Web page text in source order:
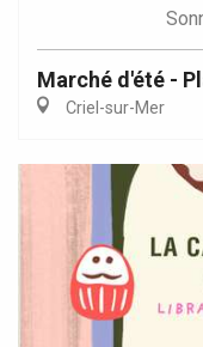
Marché d'été -
Criel-sur-Mer